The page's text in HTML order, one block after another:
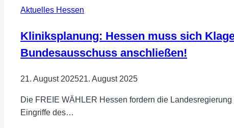
Aktuelles Hessen
Kliniksplanung: Hessen muss sich
Bundesausschuss anschließen!
21. August 202521. August 2025
Die FREIE WÄHLER Hessen fordern die
Eingriffe des…